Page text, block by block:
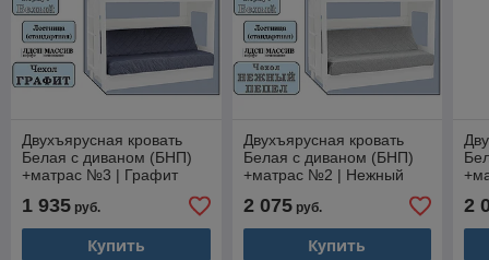
Двухъярусная кровать
Белая с диваном (БНП)
+матрас №3 | Графит
1 935 руб.
Купить
Двухъярусная кровать
Белая с диваном (БНП)
+матрас №2 | Нежный
2 075руб.
Купить
2